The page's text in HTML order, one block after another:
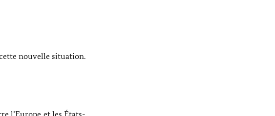
nouvelle situation.
l’Europe et les États-